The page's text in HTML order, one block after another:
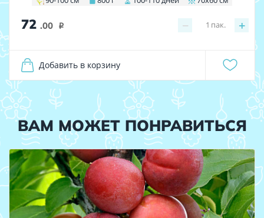
72 .00 i − +
1 пак.
Добавить в корзину
ВАМ МОЖЕТ ПОНРАВИТЬСЯ